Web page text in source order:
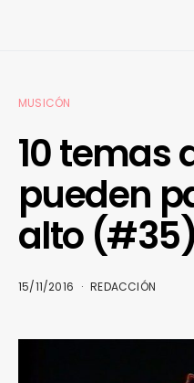
MUSICÓN
10 temas
pueden
alto (#35)
15/11/2016 REDACCIÓN